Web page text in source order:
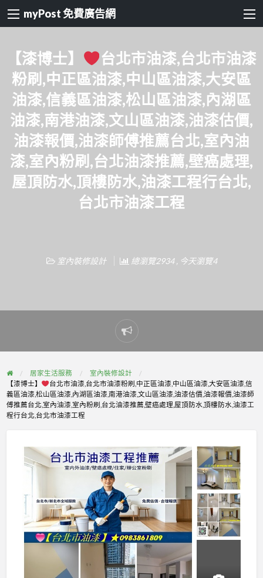
myPost 免費廣告網
【漆博士】
台北市油漆,台北市油漆
粉刷,中正區油漆,中山區油漆,大安區
油漆,信義區油漆,松山區油漆,內湖區
油漆,南港油漆,文山區油漆,油漆估價,
油漆報價,油漆師傅推薦台北,室內油
漆,室內粉刷,台北油漆推薦,壁癌處理,
屋頂防水,頂樓防水,油漆工程行台北,
台北市油漆工程
室內裝修設計 總瀏覽2934 , 今天瀏覽4
Report
problem
居家生活服務
室內裝修設計
【漆博士】
台北市油漆,台北市油漆粉刷,中正區油漆,中山區油漆,大安區油漆,信
義區油漆,松山區油漆,內湖區油漆,南港油漆,文山區油漆,油漆估價,油漆報價,油漆師
傅推薦台北,室內油漆,室內粉刷,台北油漆推薦,壁癌處理,屋頂防水,頂樓防水,油漆工
程行台北,台北市油漆工程